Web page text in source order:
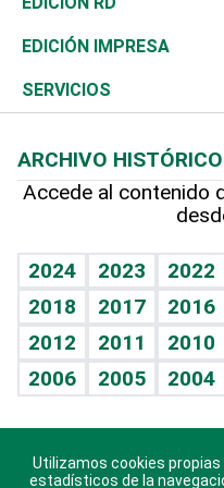
Caribe
Resto del mundo
Global y variable
Economía personal
Novedades
Podcast Arte Libre
Hablando con el pediatra
Vida y familia
Eñe
Celebrando la vida
Sin complejos
En pocas palabras
Escuchando al corazón
Olimpismo
Más deportes
TBT Deportivo
Noticiero Poteleche
Columnistas
Más firmas
Martes de tecnología
Cambio climático
Deportes
Opinión
Hecho en casa
Guía del dinero
EDICIÓN IMPRESA
SERVICIOS
Cumpleaños
Horóscopos
Crucigramas
ARCHIVO HISTÓRICO
Accede al contenido
2024 2023 2022
2018
2017 2016
2012
2011 2010
2006
2005 2004
Descarga nuestras
Utilizamos cookies
estadísticos de la